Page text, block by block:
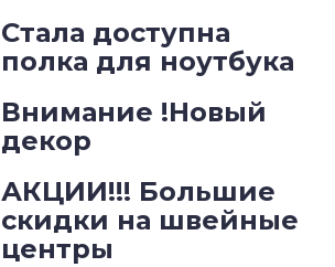
Стала доступна
полка для ноутбука
Внимание !Новый
декор
АКЦИИ!!! Большие
скидки на швейные
центры